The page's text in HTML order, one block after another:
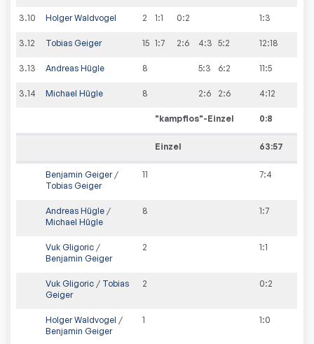
3.10 Holger Waldvogel 2 1:1 0:2 1:3
3.12 Tobias Geiger 15 1:7 2:6 4:3 5:2 12:18
3.13 Andreas Hügle 8 5:3 6:2 11:5
3.14 Michael Hügle 8 2:6 2:6 4:12
"kampflos"-Einzel 0:8
Einzel 63:57
Benjamin Geiger/
Tobias Geiger
11 7:4
Andreas Hügle /
Michael Hügle
8 1:7
Vuk Gligoric /
Benjamin Geiger
2 1:1
Vuk Gligoric / Tobias
Geiger
2 0:2
Holger Waldvogel /
Benjamin Geiger
1 1:0